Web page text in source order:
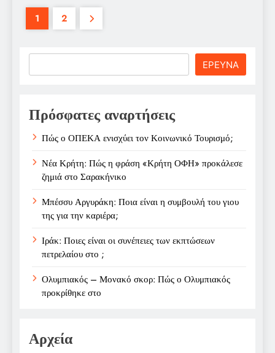
1 2
ΕΡΕΥΝΑ
Πρόσφατες αναρτήσεις
Πώς ο ΟΠΕΚΑ ενισχύει τον Κοινωνικό Τουρισμό;
Νέα Κρήτη: Πώς η φράση «Κρήτη ΟΦΗ» προκάλεσε
ζημιά στο Σαρακήνικο
Μπέσσυ Αργυράκη: Ποια είναι η συμβουλή του γιου
της για την καριέρα;
Ιράκ: Ποιες είναι οι συνέπειες των εκπτώσεων
πετρελαίου στο ;
Ολυμπιακός – Μονακό σκορ: Πώς ο Ολυμπιακός
προκρίθηκε στο
Αρχεία